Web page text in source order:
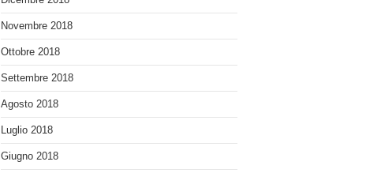
Novembre 2018
Ottobre 2018
Settembre 2018
Agosto 2018
Luglio 2018
Giugno 2018